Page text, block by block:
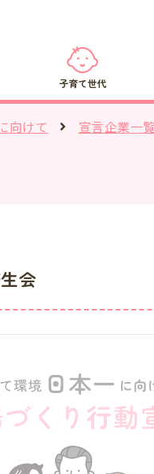
子育て世代
向けて 宣言企業一
会